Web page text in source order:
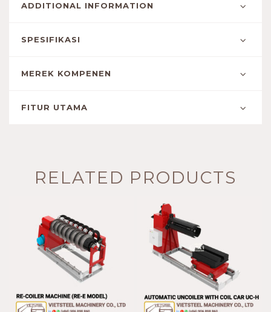
ADDITIONAL INFORMATION
SPESIFIKASI
MEREK KOMPENEN
FITUR UTAMA
RELATED PRODUCTS